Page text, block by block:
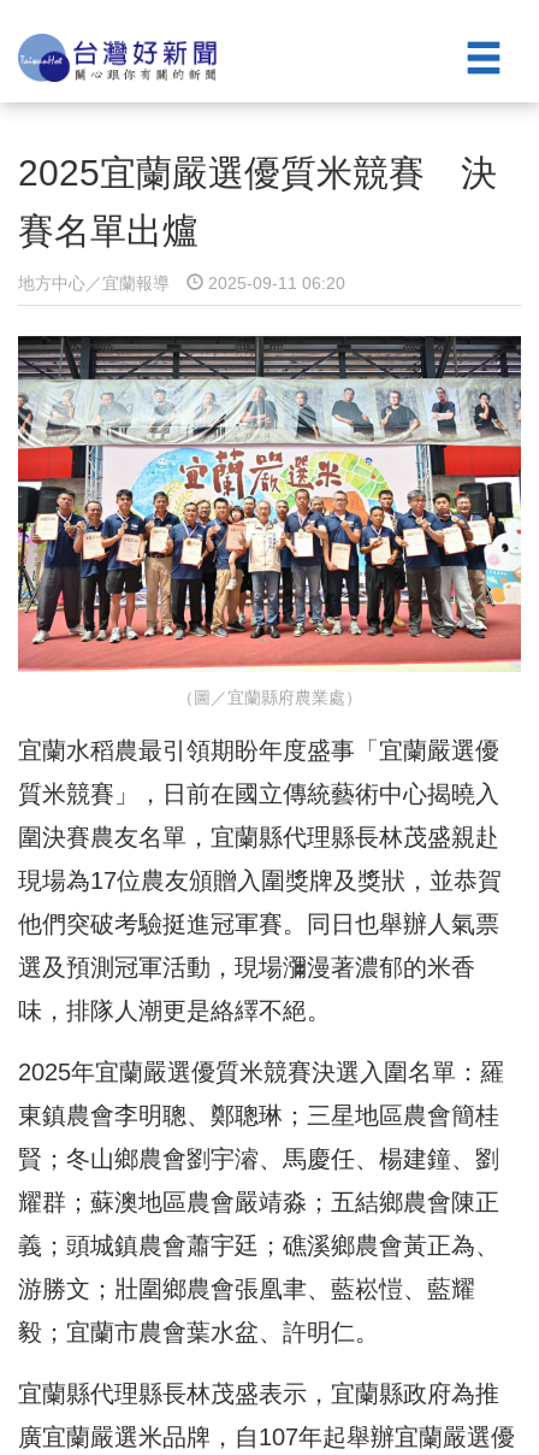
2025宜蘭嚴選優質米競賽 決
賽名單出爐
地方中心／宜蘭報導 2025-09-11 06:20
（圖／宜蘭縣府農業處）
宜蘭水稻農最引領期盼年度盛事「宜蘭嚴選優
質米競賽」，日前在國立傳統藝術中心揭曉入
圍決賽農友名單，宜蘭縣代理縣長林茂盛親赴
現場為17位農友頒贈入圍獎牌及獎狀，並恭賀
他們突破考驗挺進冠軍賽。同日也舉辦人氣票
選及預測冠軍活動，現場瀰漫著濃郁的米香
味，排隊人潮更是絡繹不絕。
2025年宜蘭嚴選優質米競賽決選入圍名單：羅
東鎮農會李明聰、鄭聰琳；三星地區農會簡桂
賢；冬山鄉農會劉宇濬、馬慶任、楊建鐘、劉
耀群；蘇澳地區農會嚴靖淼；五結鄉農會陳正
義；頭城鎮農會蕭宇廷；礁溪鄉農會黃正為、
游勝文；壯圍鄉農會張凰聿、藍崧愷、藍耀
毅；宜蘭市農會葉水盆、許明仁。
宜蘭縣代理縣長林茂盛表示，宜蘭縣政府為推
廣宜蘭嚴選米品牌，自107年起舉辦宜蘭嚴選優